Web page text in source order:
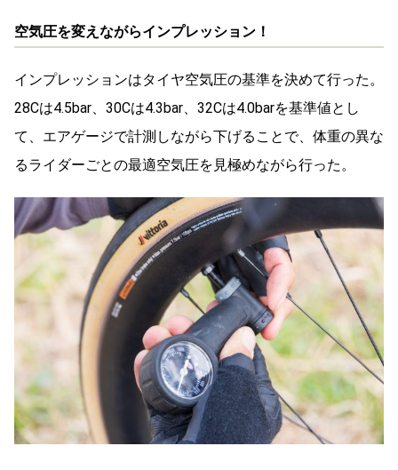
空気圧を変えながらインプレッション！
インプレッションはタイヤ空気圧の基準を決めて行った。
28Cは4.5bar、30Cは4.3bar、32Cは4.0barを基準値とし
て、エアゲージで計測しながら下げることで、体重の異な
るライダーごとの最適空気圧を見極めながら行った。